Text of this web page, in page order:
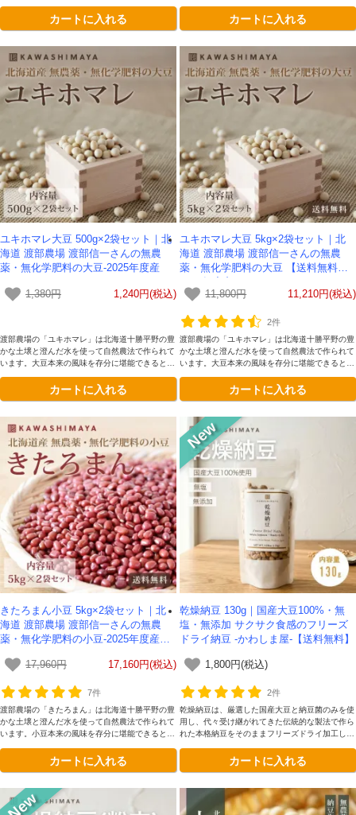
カートに入れる カートに入れる
ユキホマレ大豆 500g×2袋セット｜北
海道 渡部農場 渡部信一さんの無農
薬・無化学肥料の大豆-2025年度産
1,380円 1,240円(税込)
渡部農場の「ユキホマレ」は北海道十勝平野の豊
かな土壌と澄んだ水を使って自然農法で作られて
います。大豆本来の風味を存分に堪能できるとて
カートに入れる
ユキホマレ大豆 5kg×2袋セット｜北
海道 渡部農場 渡部信一さんの無農
薬・無化学肥料の大豆 【送料無料】-
11,800円
11,210円(税込)
2件
渡部農場の「ユキホマレ」は北海道十勝平野の豊
かな土壌と澄んだ水を使って自然農法で作られて
います。大豆本来の風味を存分に堪能できるとて
カートに入れる
きたろまん小豆 5kg×2袋セット｜北
海道 渡部農場 渡部信一さんの無農
薬・無化学肥料の小豆-2025年度産
17,960円
17,160円(税込)
7件
渡部農場の「きたろまん」は北海道十勝平野の豊
かな土壌と澄んだ水を使って自然農法で作られて
います。小豆本来の風味を存分に堪能できるとて
カートに入れる
乾燥納豆 130g｜国産大豆100%・無
塩・無添加 サクサク食感のフリーズ
ドライ納豆 -かわしま屋-【送料無料】
1,800円(税込)
2件
乾燥納豆は、厳選した国産大豆と納豆菌のみを使
用し、代々受け継がれてきた伝統的な製法で作ら
れた本格納豆をそのままフリーズドライ加工した
カートに入れる